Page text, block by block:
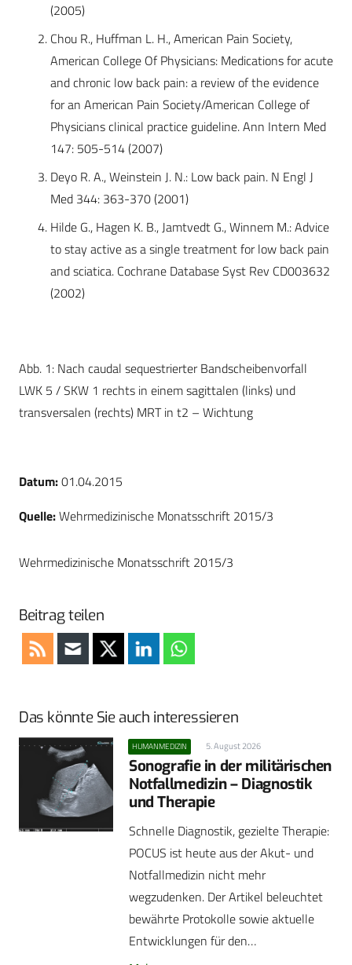
(2005)
Chou R., Huffman L. H., American Pain Society,
American College Of Physicians: Medications for acute
and chronic low back pain: a review of the evidence
for an American Pain Society/American College of
Physicians clinical practice guideline. Ann Intern Med
147: 505-514 (2007)
Deyo R. A., Weinstein J. N.: Low back pain. N Engl J
Med 344: 363-370 (2001)
Hilde G., Hagen K. B., Jamtvedt G., Winnem M.: Advice
to stay active as a single treatment for low back pain
and sciatica. Cochrane Database Syst Rev CD003632
(2002)
Abb. 1: Nach caudal sequestrierter Bandscheibenvorfall
LWK 5 / SKW 1 rechts in einem sagittalen (links) und
transversalen (rechts) MRT in t2 – Wichtung
Datum:01.04.2015
Quelle:Wehrmedizinische Monatsschrift 2015/3
Wehrmedizinische Monatsschrift 2015/3
Beitrag teilen
Das könnte Sie auch interessieren
HUMANMEDIZIN 5. August 2026
Sonografie in der militärischen
Notfallmedizin – Diagnostik
und Therapie
Schnelle Diagnostik, gezielte Therapie:
POCUS ist heute aus der Akut- und
Notfallmedizin nicht mehr
wegzudenken. Der Artikel beleuchtet
bewährte Protokolle sowie aktuelle
Entwicklungen für den…